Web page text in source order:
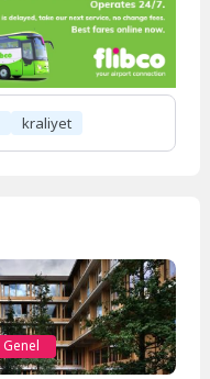
kraliyet
Genel